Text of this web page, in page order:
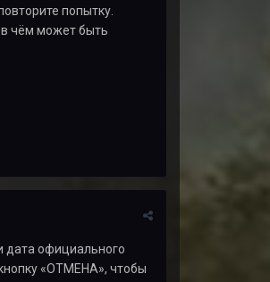
попытку.
в чём может быть
дата официального
«ОТМЕНА», чтобы